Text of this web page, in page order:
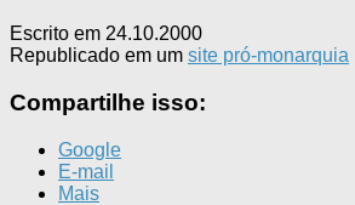
Escrito em 24.10.2000
Republicado em um site pró-monarquia
Compartilhe isso:
Google
E-mail
Mais